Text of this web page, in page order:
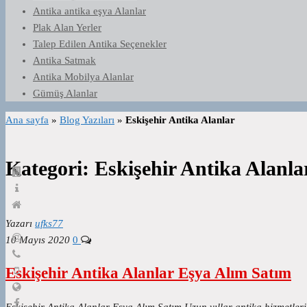
Antika antika eşya Alanlar
Plak Alan Yerler
Talep Edilen Antika Seçenekler
Antika Satmak
Antika Mobilya Alanlar
Gümüş Alanlar
Ana sayfa » Blog Yazıları » Eskişehir Antika Alanlar
Kategori: Eskişehir Antika
Yazarı ufks77
10 Mayıs 2020 0
Eskişehir Antika Alanlar Eşya Alım Satım